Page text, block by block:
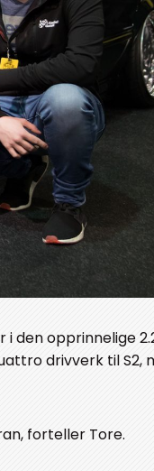
den opprinnelige
drivverk til S2,
forteller Tore.